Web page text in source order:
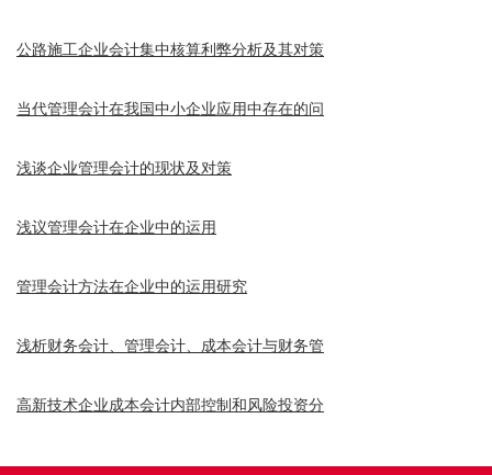
公路施工企业会计集中核算利弊分析及其对策
当代管理会计在我国中小企业应用中存在的问
浅谈企业管理会计的现状及对策
浅议管理会计在企业中的运用
管理会计方法在企业中的运用研究
浅析财务会计、管理会计、成本会计与财务管
高新技术企业成本会计内部控制和风险投资分